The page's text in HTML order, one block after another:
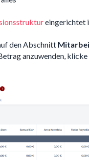
eingerichtet
den Abschnitt
anzuwenden, klicke